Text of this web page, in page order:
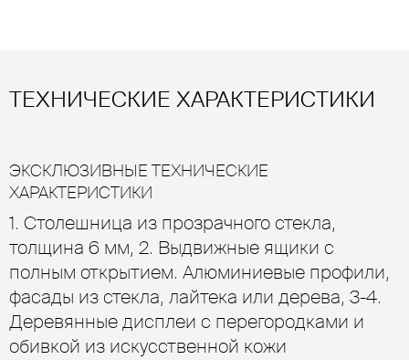
ТЕХНИЧЕСКИЕ ХАРАКТЕРИСТИКИ
ЭКСКЛЮЗИВНЫЕ ТЕХНИЧЕСКИЕ
ХАРАКТЕРИСТИКИ
1. Столешница из прозрачного стекла,
толщина 6 мм, 2. Выдвижные ящики с
полным открытием. Алюминиевые профили,
фасады из стекла, лайтека или дерева, 3-4.
Деревянные дисплеи с перегородками и
обивкой из искусственной кожи